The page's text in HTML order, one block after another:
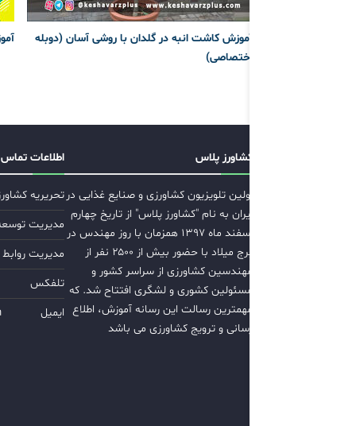
آموزش کاشت انبه در گلدان با روشی آسان (دوبله
اختصاصی)
کشاورز پلاس
اولین تلویزیون کشاورزی و صنایع غذایی در
ایران به نام "کشاورز پلاس" از تاریخ چهارم
اسفند ماه ۱۳۹۷ همزمان با روز مهندس در
برج میلاد با حضور بیش از ۲۵۰۰ نفر از
مهندسین کشاورزی از سراسر کشور و
مسئولین کشوری و لشگری افتتاح شد. که
مهمترین رسالت این رسانه آموزش، اطلاع
رسانی و ترویج کشاورزی می باشد
اطلاعات تماس
تحریریه
مدیریت توسعه
مدیریت
تلفکس
ایمیل